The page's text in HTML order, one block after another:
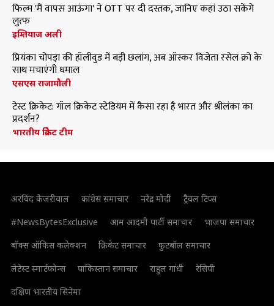
फिल्म 'मैं वापस आऊंगा' ने OTT पर दी दस्तक, जानिए कहां उठा सकेंगे
लुत्फ
इम्तियाज अली
प्रियंका चोपड़ा की हॉलीवुड में बड़ी छलांग, अब ऑस्कर विजेता रसेल क्रो के
साथ मचाएंगी धमाल
एसएस राजामौली
टेस्ट क्रिकेट: गॉल क्रिकेट स्टेडियम में कैसा रहा है भारत और श्रीलंका का
प्रदर्शन?
भारतीय क्रिकेट टीम
अरविंद केजरीवाल कांग्रेस समाचार नरेंद्र मोदी
ट्रैवल टिप्स
#NewsBytesExclusive
आम आदमी पार्टी समाचार
भाजपा समाचार
बॉक्स ऑफिस कलेक्शन
क्रिकेट समाचार
फुटबॉल समाचार
लेटेस्ट स्मार्टफोन्स
पाकिस्तान समाचार राहुल गांधी
रेसिपी
दक्षिण भारतीय सिनेमा